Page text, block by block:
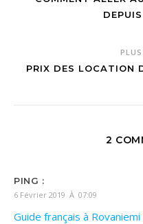
PRIX DES LOCATION
2
PING :
6 Février 2019 À 07:09
Guide français à